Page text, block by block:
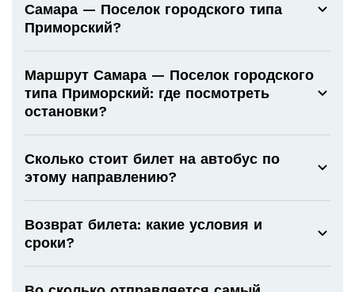
Самара — Поселок городского типа
Приморский?
Маршрут Самара — Поселок городского
типа Приморский: где посмотреть
остановки?
Сколько стоит билет на автобус по
этому направлению?
Возврат билета: какие условия и
сроки?